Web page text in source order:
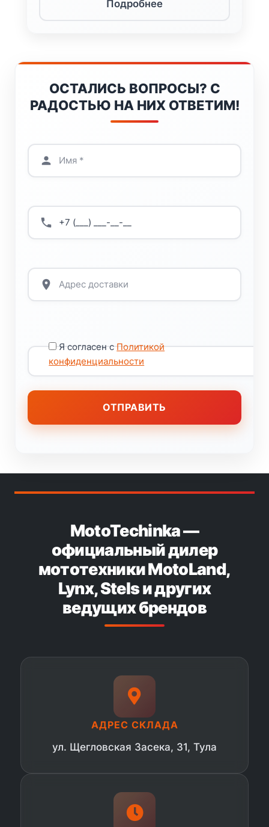
Подробнее
ОСТАЛИСЬ ВОПРОСЫ? С
РАДОСТЬЮ НА НИХ ОТВЕТИМ!
Я согласен сПолитикой
конфиденциальности
MotoTechinka —
официальный дилер
мототехники MotoLand,
Lynx, Stels и других
ведущих брендов
АДРЕС СКЛАДА
ул. Щегловская Засека, 31, Тула